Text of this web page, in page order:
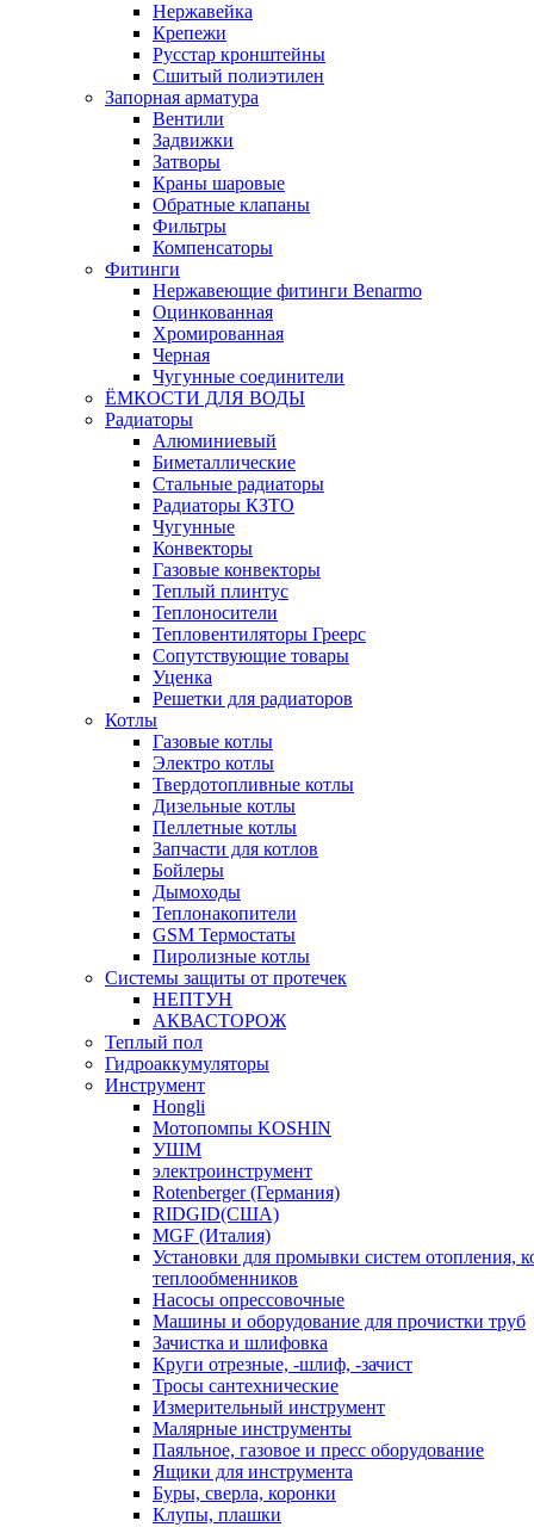
Нержавейка
Крепежи
Русстар кронштейны
Сшитый полиэтилен
Запорная арматура
Вентили
Задвижки
Затворы
Краны шаровые
Обратные клапаны
Фильтры
Компенсаторы
Фитинги
Нержавеющие фитинги Benarmo
Оцинкованная
Хромированная
Черная
Чугунные соединители
ЁМКОСТИ ДЛЯ ВОДЫ
Радиаторы
Алюминиевый
Биметаллические
Стальные радиаторы
Радиаторы КЗТО
Чугунные
Конвекторы
Газовые конвекторы
Теплый плинтус
Теплоносители
Тепловентиляторы Греерс
Сопутствующие товары
Уценка
Решетки для радиаторов
Котлы
Газовые котлы
Электро котлы
Твердотопливные котлы
Дизельные котлы
Пеллетные котлы
Запчасти для котлов
Бойлеры
Дымоходы
Теплонакопители
GSM Термостаты
Пиролизные котлы
Системы защиты от протечек
НЕПТУН
АКВАСТОРОЖ
Теплый пол
Гидроаккумуляторы
Инструмент
Hongli
Мотопомпы KOSHIN
УШМ
электроинструмент
Rotenberger (Германия)
RIDGID(США)
MGF (Италия)
Установки для промывки систем отопления,
теплообменников
Насосы опрессовочные
Машины и оборудование для прочистки труб
Зачистка и шлифовка
Круги отрезные, -шлиф, -зачист
Тросы сантехнические
Измерительный инструмент
Малярные инструменты
Паяльное, газовое и пресс оборудование
Ящики для инструмента
Буры, сверла, коронки
Клупы, плашки